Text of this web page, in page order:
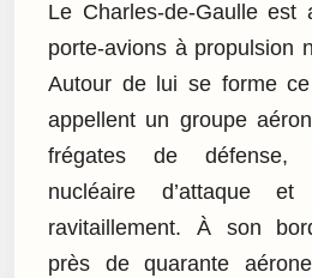
Le Charles-de-Gaulle est
porte-avions à propulsion
Autour de lui se forme
appellent un groupe
frégates de défense,
nucléaire d’attaque
ravitaillement. À son
près de quarante